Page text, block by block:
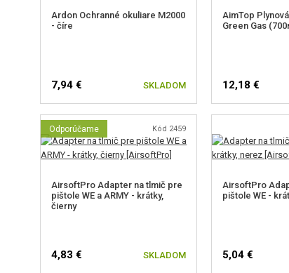
Ardon Ochranné okuliare M2000
- číre
7,94 € SKLADOM
AimTop
Green Gas
12,18 €
Odporúčame Kód 2459
AirsoftPro Adapter na tlmič pre
pištole WE a ARMY - krátky,
čierny
4,83 € SKLADOM
AirsoftPro
pištole WE -
5,04 €